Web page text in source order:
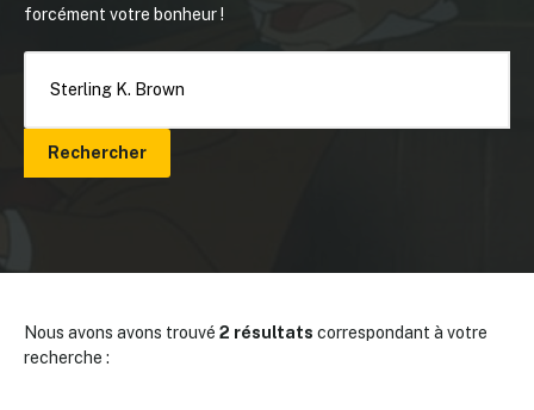
forcément votre bonheur !
Rechercher
Nous avons avons trouvé 2 résultats correspondant à votre
recherche :